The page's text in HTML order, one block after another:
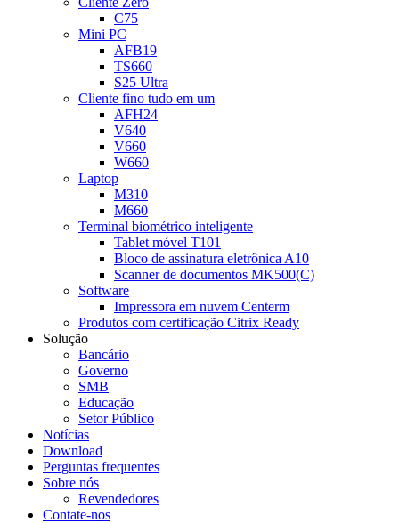
C75
Mini PC
AFB19
TS660
S25 Ultra
Cliente fino tudo em um
AFH24
V640
V660
W660
Laptop
M310
M660
Terminal biométrico inteligente
Tablet móvel T101
Bloco de assinatura eletrônica A10
Scanner de documentos MK500(C)
Software
Impressora em nuvem Centerm
Produtos com certificação Citrix Ready
Solução
Bancário
Governo
SMB
Educação
Setor Público
Notícias
Download
Perguntas frequentes
Sobre nós
Revendedores
Contate-nos